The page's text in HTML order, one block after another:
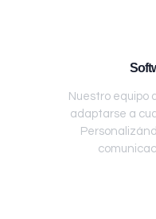
Nuestro equipo
adaptarse a